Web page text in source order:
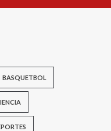
BASQUETBOL